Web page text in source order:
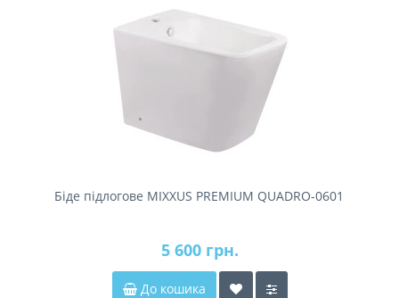
Біде підлогове MIXXUS PREMIUM QUADRO-0601
5 600 грн.
До кошика